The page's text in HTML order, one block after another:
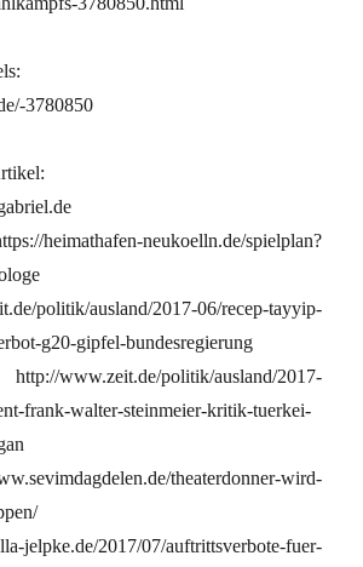
3780850
neukoelln.de/spielplan?
politik/ausland/2017-06/recep-tayyip-
g20-gipfel-bundesregierung
politik/ausland/2017-
frank-walter-steinmeier-kritik-tuerkei-
theaterdonner-wird-
jelpke.de/2017/07/auftrittsverbote-fuer-